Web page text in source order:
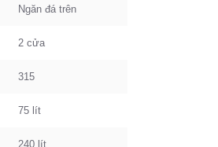
Ngăn đá trên
2 cửa
315
75 lít
240 lít